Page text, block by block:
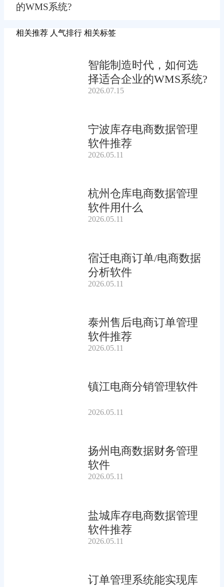
的WMS系统?
相关推荐 人气排行 相关标签
智能制造时代，如何选
择适合企业的WMS系统?
2026.07.15
宁波库存电商数据管理
软件推荐
2026.05.11
杭州仓库电商数据管理
软件用什么
2026.05.11
宿迁电商订单/电商数据
分析软件
2026.05.11
泰州售后电商订单管理
软件推荐
2026.05.11
镇江电商分销管理软件
2026.05.11
扬州电商数据财务管理
软件
2026.05.11
盐城库存电商数据管理
软件推荐
2026.05.11
订单管理系统能实现库